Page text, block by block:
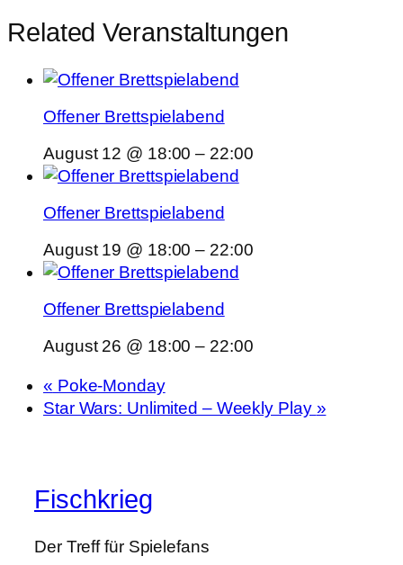
Related Veranstaltungen
Offener Brettspielabend
August 12 @ 18:00 – 22:00
Offener Brettspielabend
August 19 @ 18:00 – 22:00
Offener Brettspielabend
August 26 @ 18:00 – 22:00
« Poke-Monday
Star Wars: Unlimited – Weekly Play »
Fischkrieg
Der Treff für Spielefans